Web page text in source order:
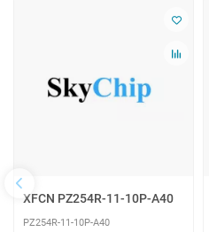
XFCN PZ254R-11-10P-A40
PZ254R-11-10P-A40